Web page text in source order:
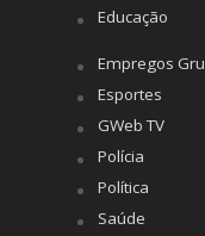
Educação
Empregos Gru
Esportes
GWeb TV
Polícia
Política
Saúde